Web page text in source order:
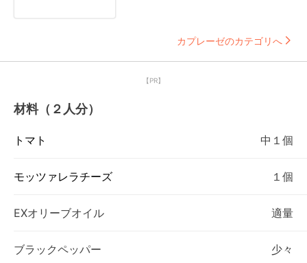
カプレーゼのカテゴリへ
【PR】
材料（２人分）
トマト 中１個
モッツァレラチーズ １個
EXオリーブオイル 適量
ブラックペッパー 少々